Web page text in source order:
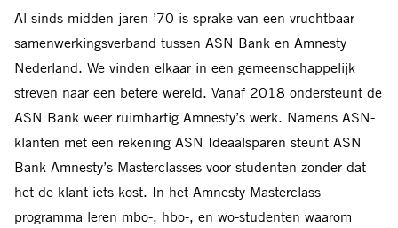
Al sinds midden jaren ’70 is sprake van een vruchtbaar
samenwerkingsverband tussen ASN Bank en Amnesty
Nederland. We vinden elkaar in een gemeenschappelijk
streven naar een betere wereld. Vanaf 2018 ondersteunt de
ASN Bank weer ruimhartig Amnesty’s werk. Namens ASN-
klanten met een rekening ASN Ideaalsparen steunt ASN
Bank Amnesty’s Masterclasses voor studenten zonder dat
het de klant iets kost. In het Amnesty Masterclass-
programma leren mbo-, hbo-, en wo-studenten waarom